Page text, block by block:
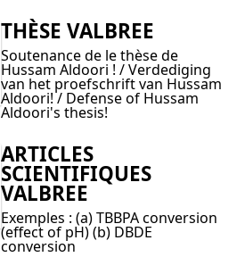
THÈSE VALBREE
Soutenance de le thèse de
Hussam Aldoori ! / Verdediging
van het proefschrift van Hussam
Aldoori! / Defense of Hussam
Aldoori's thesis!
ARTICLES
SCIENTIFIQUES
VALBREE
Exemples : (a) TBBPA conversion
(effect of pH) (b) DBDE
conversion